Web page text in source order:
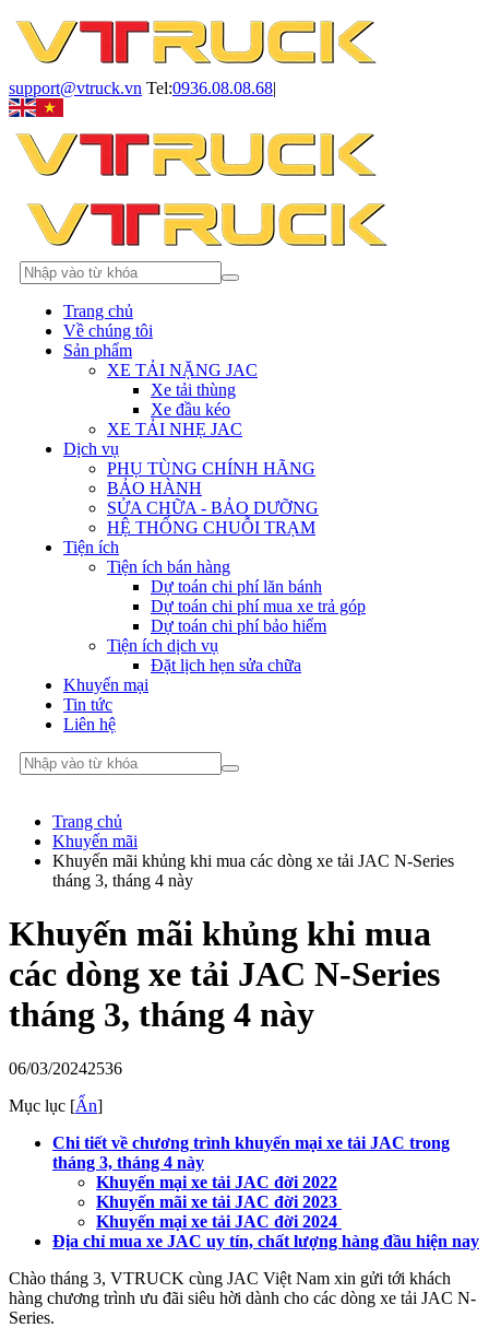
support@vtruck.vn Tel:0936.08.08.68|
Trang chủ
Về chúng tôi
Sản phẩm
XE TẢI NẶNG JAC
Xe tải thùng
Xe đầu kéo
XE TẢI NHẸ JAC
Dịch vụ
PHỤ TÙNG CHÍNH HÃNG
BẢO HÀNH
SỬA CHỮA - BẢO DƯỠNG
HỆ THỐNG CHUỖI TRẠM
Tiện ích
Tiện ích bán hàng
Dự toán chi phí lăn bánh
Dự toán chi phí mua xe trả góp
Dự toán chi phí bảo hiểm
Tiện ích dịch vụ
Đặt lịch hẹn sửa chữa
Khuyến mại
Tin tức
Liên hệ
Trang chủ
Khuyến mãi
Khuyến mãi khủng khi mua các dòng xe tải JAC N-Series
tháng 3, tháng 4 này
Khuyến mãi khủng khi mua
các dòng xe tải JAC N-Series
tháng 3, tháng 4 này
06/03/20242536
Mục lục [Ẩn]
Chi tiết về chương trình khuyến mại xe tải JAC trong
tháng 3, tháng 4 này
Khuyến mại xe tải JAC đời 2022
Khuyến mãi xe tải JAC đời 2023
Khuyến mại xe tải JAC đời 2024
Địa chỉ mua xe JAC uy tín, chất lượng hàng đầu hiện nay
Chào tháng 3, VTRUCK cùng JAC Việt Nam xin gửi tới khách
hàng chương trình ưu đãi siêu hời dành cho các dòng xe tải JAC N-
Series.